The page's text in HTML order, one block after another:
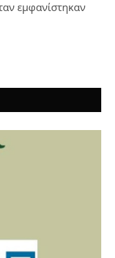
εμφανίστηκαν